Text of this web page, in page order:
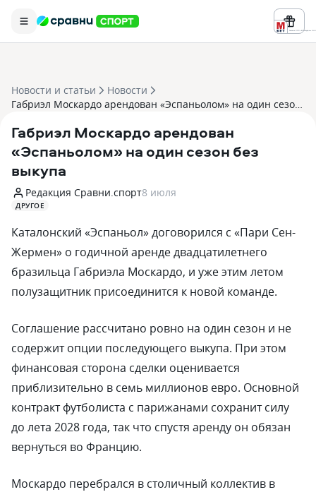
Реклама ООО «БК «Марафон» ИНН
Новости и статьи
Новости
Габриэл Москардо арендован «Эспаньолом» на один сезон без выкупа
Габриэл Москардо арендован
«Эспаньолом» на один сезон без
выкупа
Редакция Сравни.спорт8 июля
ДРУГОЕ
Каталонский «Эспаньол» договорился с «Пари Сен-
Жермен» о годичной аренде двадцатилетнего
бразильца Габриэла Москардо, и уже этим летом
полузащитник присоединится к новой команде.
Соглашение рассчитано ровно на один сезон и не
содержит опции последующего выкупа. При этом
финансовая сторона сделки оценивается
приблизительно в семь миллионов евро. Основной
контракт футболиста с парижанами сохранит силу
до лета 2028 года, так что спустя аренду он обязан
вернуться во Францию.
Москардо перебрался в столичный коллектив в